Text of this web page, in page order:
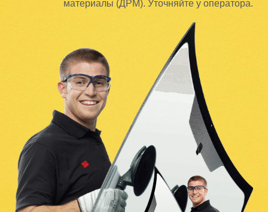
материалы (ДРМ). Уточняйте у оператора.